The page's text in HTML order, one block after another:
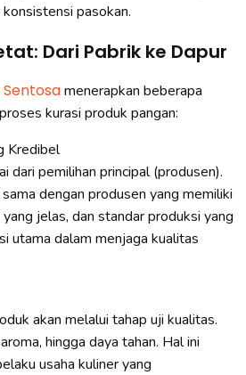
pasokan.
Dari Pabrik ke Dapur
menerapkan beberapa
kurasi produk pangan:
Kredibel
dari pemilihan principal (produsen).
dengan produsen yang memiliki
jelas, dan standar produksi yang
utama dalam menjaga kualitas
akan melalui tahap uji kualitas.
hingga daya tahan. Hal ini
usaha kuliner yang